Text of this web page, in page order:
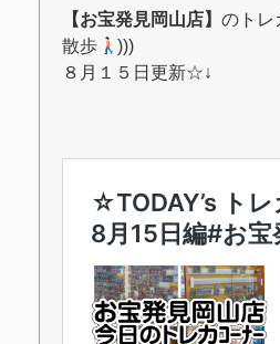
【お宝発見岡山店】 のトレ
散歩
)))
８月１５日更新☆↓